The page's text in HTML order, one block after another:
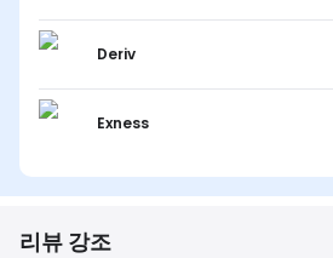
Deriv
Exness
리뷰 강조